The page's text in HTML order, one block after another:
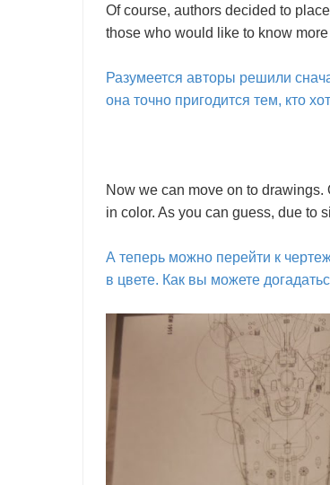
Of course, authors decided to
those who would like to know
Разумеется авторы решили
она точно пригодится тем, кто
Now we can move on to
in color. As you can guess, due to
А теперь можно перейти к
в цвете. Как вы можете